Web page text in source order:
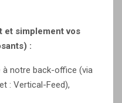
et simplement vos
:
à notre back-office (via
: Vertical-Feed),